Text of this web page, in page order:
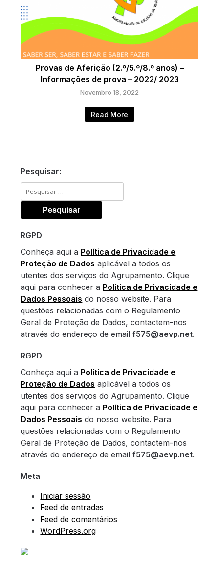
Provas de Aferição (2.º/5.º/8.º anos) –
Informações de prova – 2022/ 2023
Novembro 18, 2022
Read More
Pesquisar:
Pesquisar
por:
RGPD
Conheça aqui a Política de Privacidade e
Proteção de Dados aplicável a todos os
utentes dos serviços do Agrupamento. Clique
aqui para conhecer a Política de Privacidade e
Dados Pessoais do nosso website. Para
questões relacionadas com o Regulamento
Geral de Proteção de Dados, contactem-nos
através do endereço de emailf575@aevp.net.
RGPD
Conheça aqui a Política de Privacidade e
Proteção de Dados aplicável a todos os
utentes dos serviços do Agrupamento. Clique
aqui para conhecer a Política de Privacidade e
Dados Pessoais do nosso website. Para
questões relacionadas com o Regulamento
Geral de Proteção de Dados, contactem-nos
através do endereço de emailf575@aevp.net.
Meta
Iniciar sessão
Feed de entradas
Feed de comentários
WordPress.org